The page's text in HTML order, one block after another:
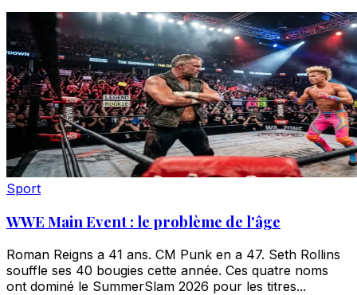
Sport
WWE Main Event : le problème de l'âge
Roman Reigns a 41 ans. CM Punk en a 47. Seth Rollins
souffle ses 40 bougies cette année. Ces quatre noms
ont dominé le SummerSlam 2026 pour les titres...